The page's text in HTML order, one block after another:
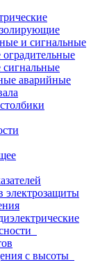
и сигнальные
аварийные
электрозащиты
с высоты